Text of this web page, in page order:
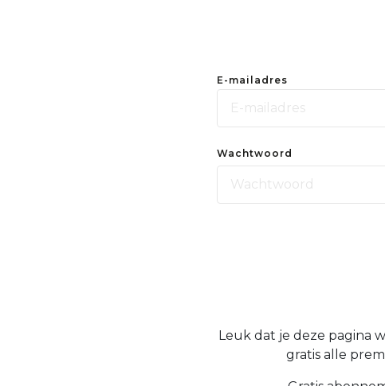
E-mailadres
Wachtwoord
Leuk dat je deze pagina
gratis alle